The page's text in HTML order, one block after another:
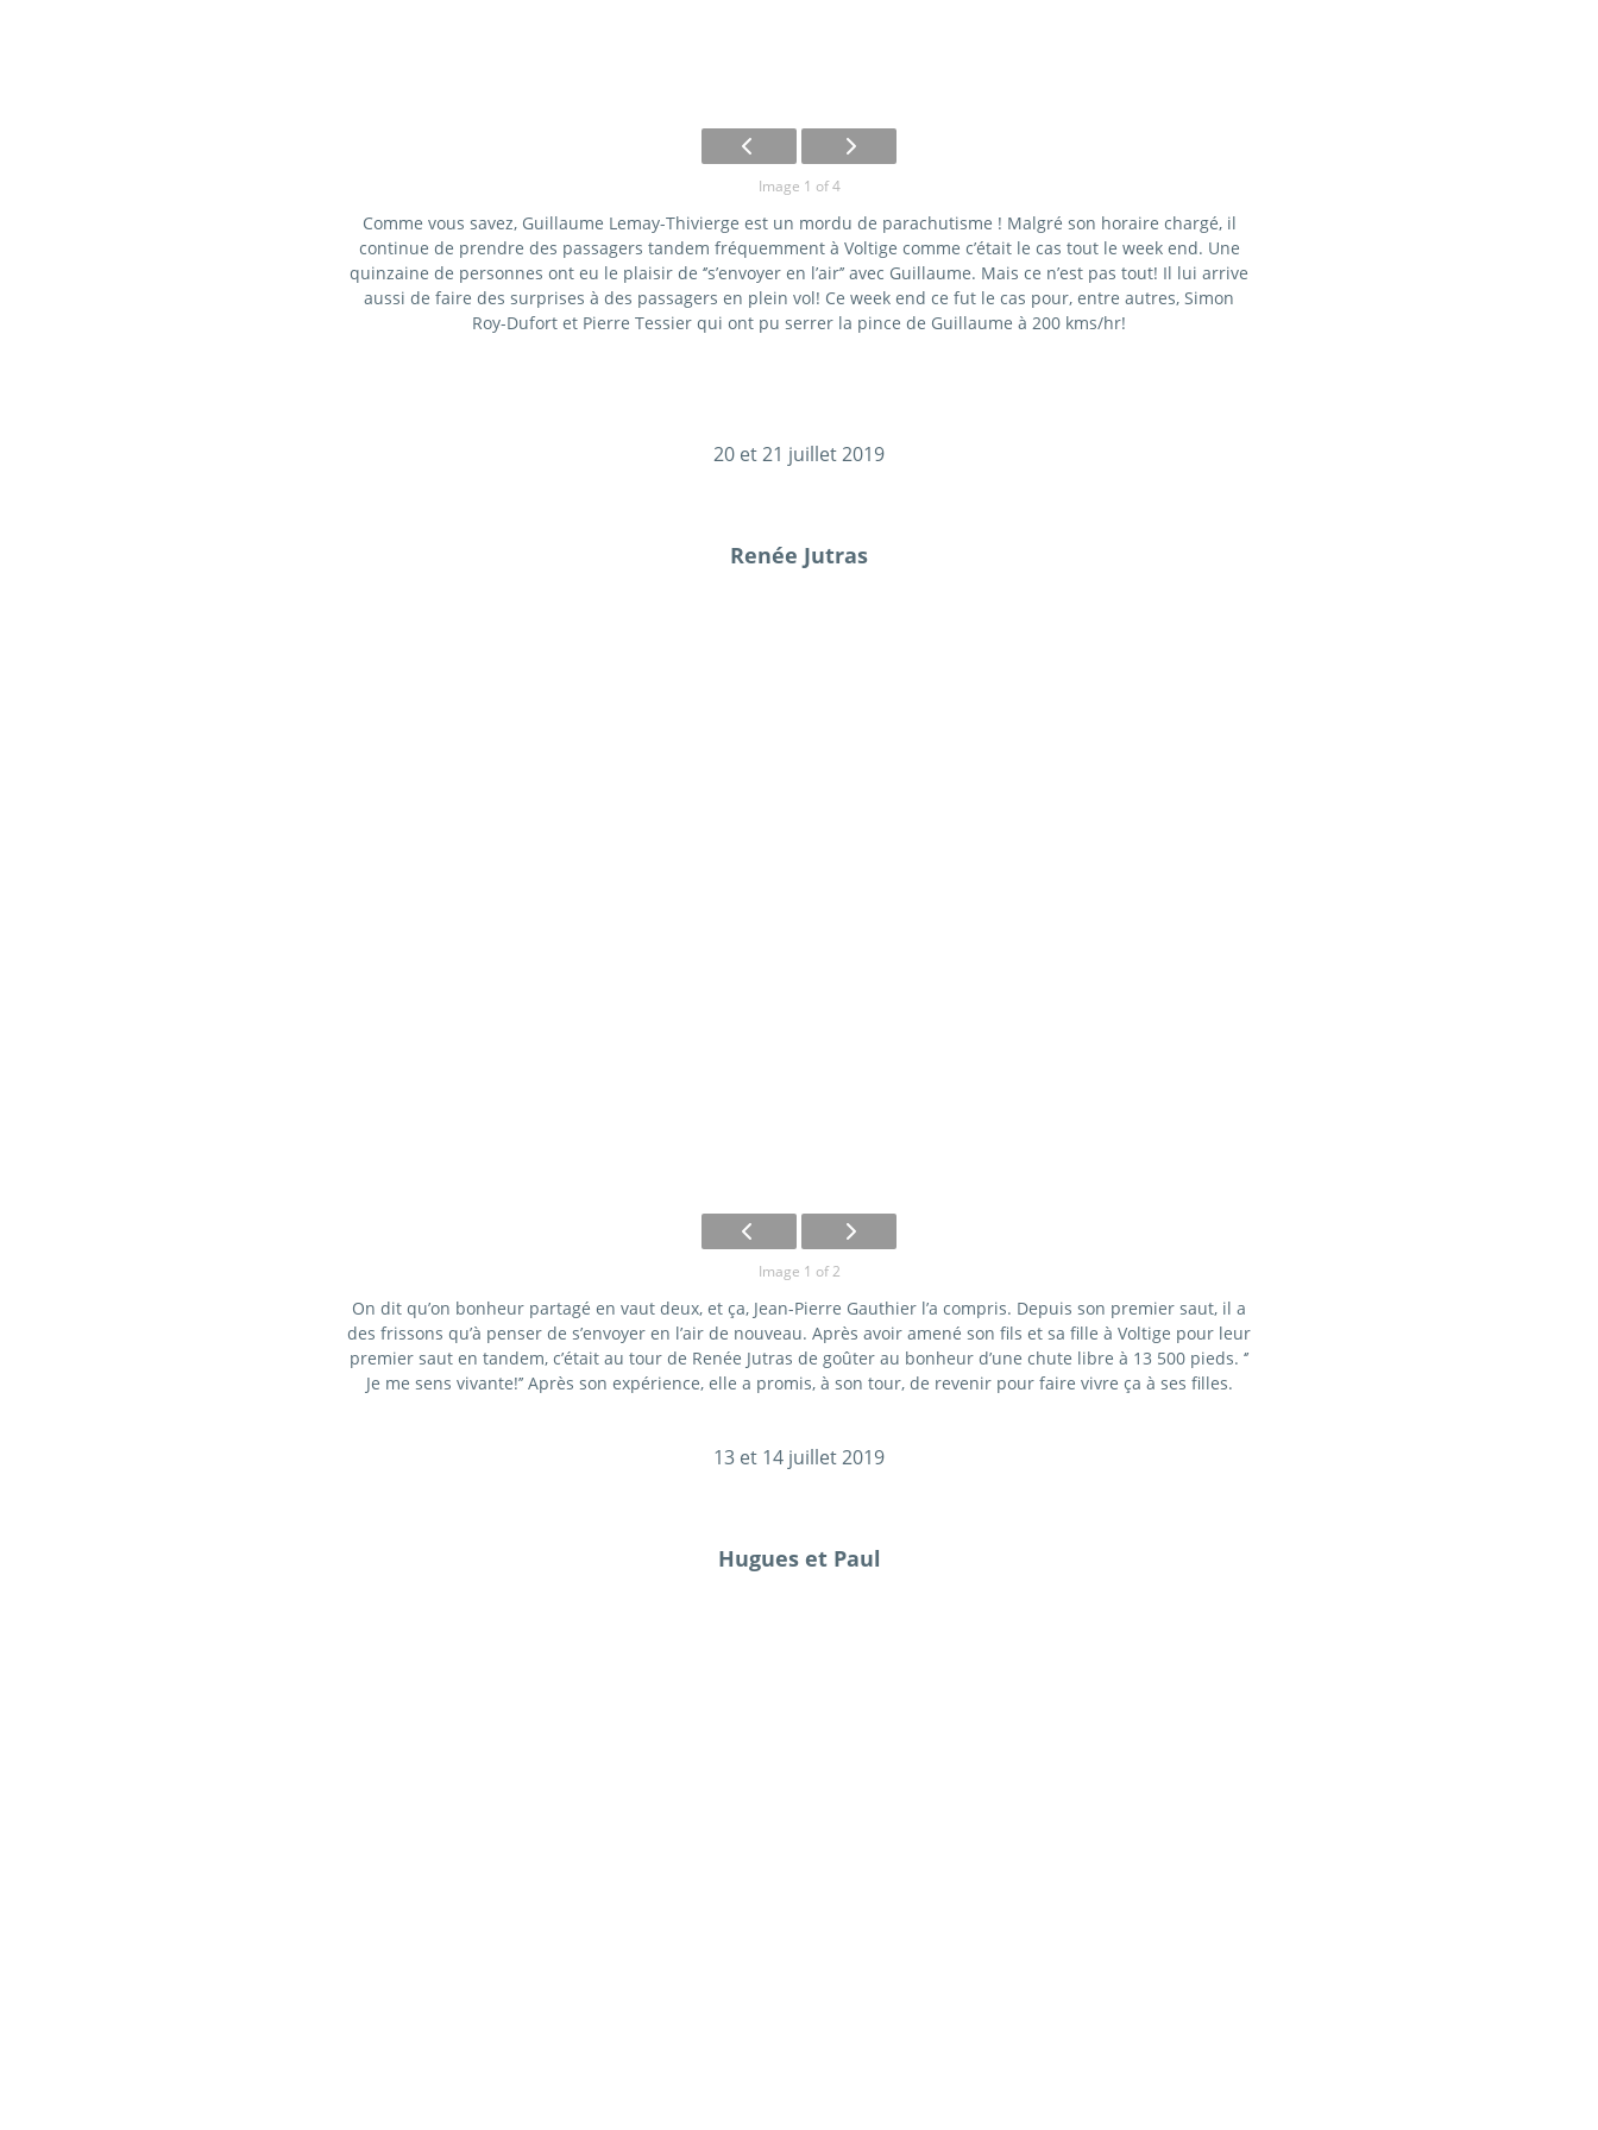
Image 1 of 4
Comme vous savez, Guillaume Lemay-Thivierge est un mordu de parachutisme ! Malgré son horaire chargé, il
continue de prendre des passagers tandem fréquemment à Voltige comme c’était le cas tout le week end. Une
quinzaine de personnes ont eu le plaisir de ‘’s’envoyer en l’air’’ avec Guillaume. Mais ce n’est pas tout! Il lui arrive
aussi de faire des surprises à des passagers en plein vol! Ce week end ce fut le cas pour, entre autres, Simon
Roy-Dufort et Pierre Tessier qui ont pu serrer la pince de Guillaume à 200 kms/hr!
20 et 21 juillet 2019
Renée Jutras
Image 1 of 2
On dit qu’on bonheur partagé en vaut deux, et ça, Jean-Pierre Gauthier l’a compris. Depuis son premier saut, il a
des frissons qu’à penser de s’envoyer en l’air de nouveau. Après avoir amené son fils et sa fille à Voltige pour leur
premier saut en tandem, c’était au tour de Renée Jutras de goûter au bonheur d’une chute libre à 13 500 pieds. ‘’
Je me sens vivante!’’ Après son expérience, elle a promis, à son tour, de revenir pour faire vivre ça à ses filles.
13 et 14 juillet 2019
Hugues et Paul